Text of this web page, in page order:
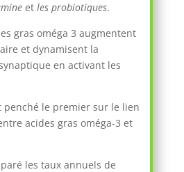
et les probiotiques.
gras oméga 3 augmentent
et dynamisent la
en activant les
penché le premier sur le lien
acides gras oméga-3 et
les taux annuels de